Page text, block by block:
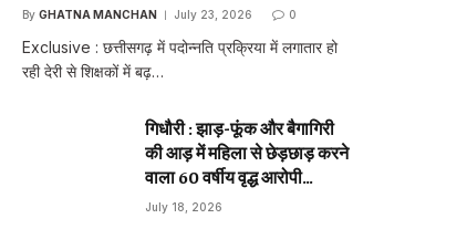
By GHATNA MANCHAN July 23, 2026 0
Exclusive : छत्तीसगढ़ में पदोन्नति प्रक्रिया में लगातार हो
रही देरी से शिक्षकों में बढ़…
गिधौरी : झाड़-फूंक और बैगागिरी
की आड़ में महिला से छेड़छाड़ करने
वाला 60 वर्षीय वृद्ध आरोपी
गिरफ्तार…
July 18, 2026